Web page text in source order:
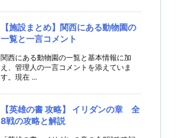
【施設まとめ】関西にある動物園の
一覧と一言コメント
関西にある動物園の一覧と基本情報に加
え、管理人の一言コメントを添えていま
す。現在 ...
【英雄の書 攻略】 イリダンの章 全
8戦の攻略と解説